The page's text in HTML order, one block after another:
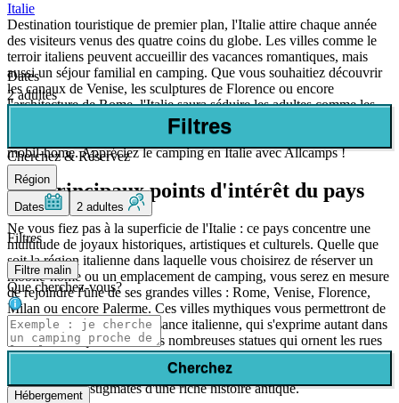
Italie
Destination touristique de premier plan, l'Italie attire chaque année
des visiteurs venus des quatre coins du globe. Les villes comme le
terroir italiens peuvent accueillir des vacances romantiques, mais
aussi un séjour familial en camping. Que vous souhaitiez découvrir
les canaux de Venise, les sculptures de Florence ou encore
l'architecture de Rome, l'Italie saura séduire les adultes comme les
enfants ! Allcamps vous propose l'une des meilleures destinations
européennes, à découvrir sous une toile de tente de luxe ou dans un
mobil-home. Appréciez le camping en Italie avec Allcamps !
Les principaux points d'intérêt du pays
Ne vous fiez pas à la superficie de l'Italie : ce pays concentre une
multitude de joyaux historiques, artistiques et culturels. Quelle que
soit la région italienne dans laquelle vous choisirez de réserver un
mobile-home ou un emplacement de camping, vous serez en mesure
de rejoindre l'une de ses grandes villes : Rome, Venise, Florence,
Milan ou encore Palerme. Ces villes mythiques vous permettront de
découvrir l'art de la Renaissance italienne, qui s'exprime autant dans
l'architecture qu'à travers les nombreuses statues qui ornent les rues
italiennes. Vous pourrez en outre remonter aux origines historiques
du berceau romain, puisque la plupart des grandes villes italiennes
conservent les stigmates d'une riche histoire antique.
Dates
2 adultes
Filtres
Cherchez & Réservez
Région
Dates 2 adultes
Filtres
Filtre malin
Que cherchez-vous?
Cherchez
Hébergement